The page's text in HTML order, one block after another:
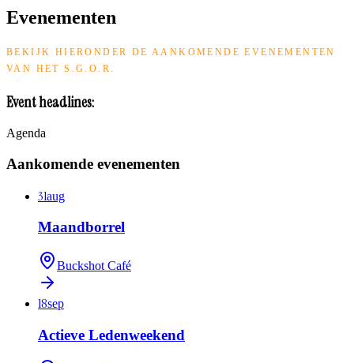
Evenementen
BEKIJK HIERONDER DE AANKOMENDE EVENEMENTEN
VAN HET S.G.O.R.
Event headlines:
Agenda
Aankomende evenementen
31aug
Maandborrel
Buckshot Café
18sep
Actieve Ledenweekend